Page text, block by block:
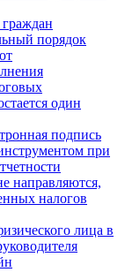
порядок
один
подпись
при
направляются,
налогов
лица в